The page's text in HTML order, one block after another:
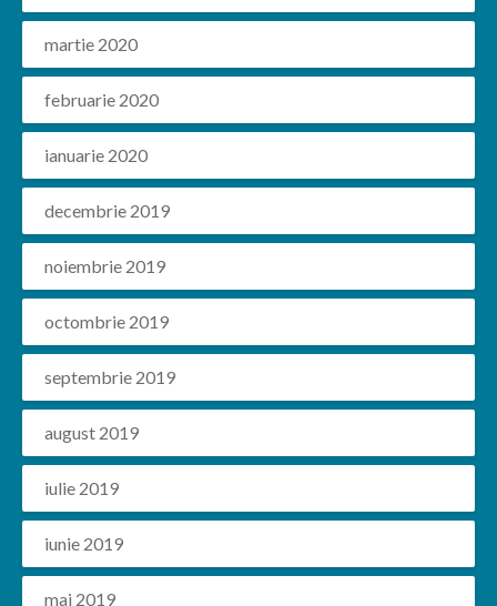
martie 2020
februarie 2020
ianuarie 2020
decembrie 2019
noiembrie 2019
octombrie 2019
septembrie 2019
august 2019
iulie 2019
iunie 2019
mai 2019